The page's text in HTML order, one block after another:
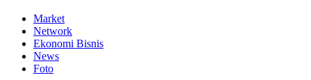
Market
Network
Ekonomi Bisnis
News
Foto